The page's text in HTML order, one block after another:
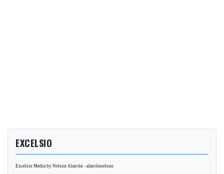
EXCELSIO
Excelsio Media by Nelson Alarcón - alarcónnelson